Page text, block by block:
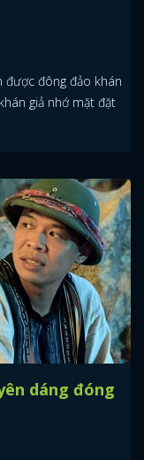
được đông đảo khán
giả nhớ mặt đặt
dáng đóng